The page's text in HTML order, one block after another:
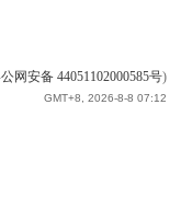
网安备 44051102000585号)
GMT+8, 2026-8-8 07:12